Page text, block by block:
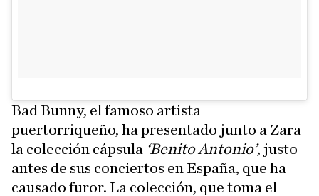
Bad Bunny, el famoso artista
puertorriqueño, ha presentado junto a Zara
la colección cápsula ‘Benito Antonio’, justo
antes de sus conciertos en España, que ha
causado furor. La colección, que toma el